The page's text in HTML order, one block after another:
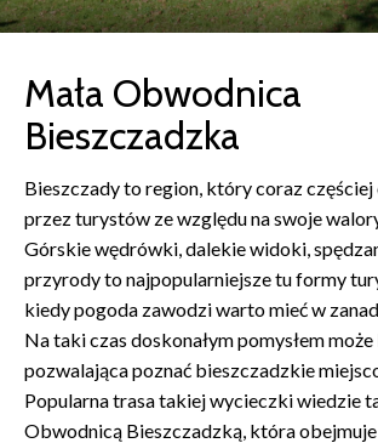
Mała Obwodnica
Bieszczadzka
Bieszczady to region, który coraz
przez turystów ze względu na swoje
Górskie wędrówki, dalekie widoki,
przyrody to najpopularniejsze tu formy
kiedy pogoda zawodzi warto mieć w
Na taki czas doskonałym pomysłem
pozwalająca poznać bieszczadzkie
Popularna trasa takiej wycieczki wiedzie
Obwodnicą Bieszczadzką, która